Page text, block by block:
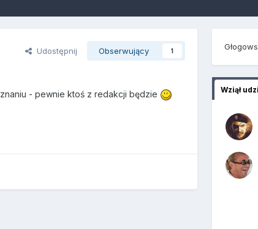
Udostępnij Obserwujący 1
- pewnie ktoś z redakcji będzie